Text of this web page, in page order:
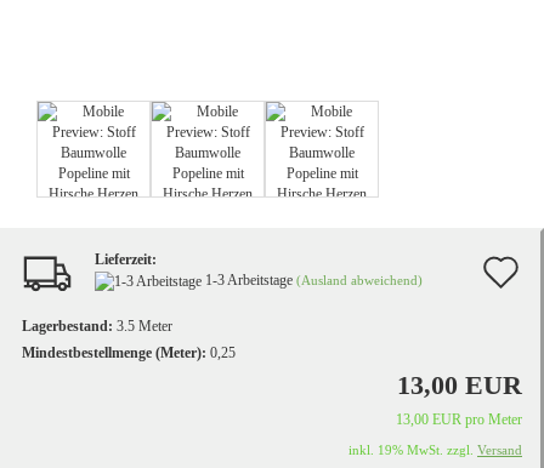
Lieferzeit:
1-3 Arbeitstage (Ausland abweichend)
Lagerbestand: 3.5 Meter
Mindestbestellmenge (Meter): 0,25
13,00 EUR
13,00 EUR pro Meter
inkl. 19% MwSt. zzgl. Versand